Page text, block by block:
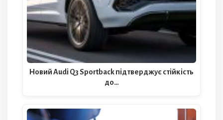
Новий Audi Q3 Sportback підтверджує стійкість
до…